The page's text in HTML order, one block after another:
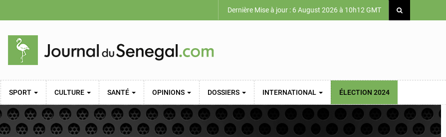
Dernière Mise à jour : 6 August 2026 à 10h12 GMT
SPORT CULTURE SANTÉ OPINIONS DOSSIERS INTERNATIONAL ÉLECTION 2024